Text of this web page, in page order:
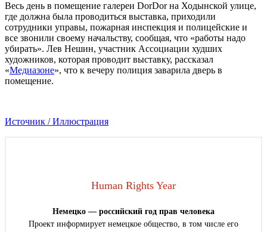
Весь день в помещение галереи DorDor на Ходынской улице,
где должна была проводиться выставка, приходили
сотрудники управы, пожарная инспекция и полицейские и
все звонили своему начальству, сообщая, что «работы надо
убирать». Лев Нешин, участник Ассоциации худших
художников, которая проводит выставку, рассказал
«Медиазоне», что к вечеру полиция заварила дверь в
помещение.
Источник / Иллюстрация
Human Rights Year
Немецко — российский год прав человека
Проект информирует немецкое общество, в том числе его